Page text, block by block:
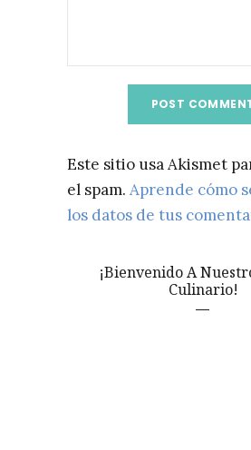
Este sitio usa Akismet
el spam. Aprende cómo
los datos de tus
¡Bienvenido A
Culinario!